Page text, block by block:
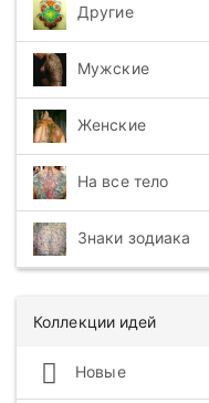
Другие
Мужские
Женские
На все тело
Знаки зодиака
Коллекции идей
Новые